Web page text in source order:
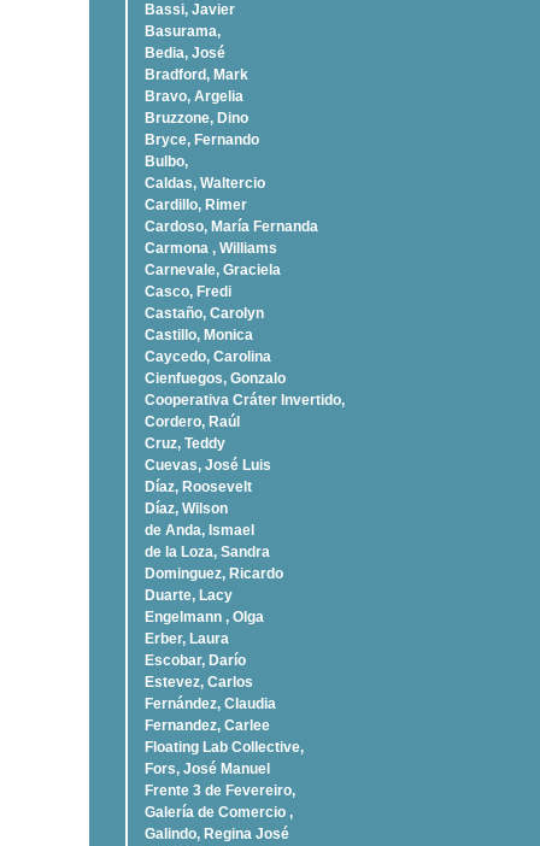
Bassi, Javier
Basurama,
Bedia, José
Bradford, Mark
Bravo, Argelia
Bruzzone, Dino
Bryce, Fernando
Bulbo,
Caldas, Waltercio
Cardillo, Rimer
Cardoso, Marí­a Fernanda
Carmona , Williams
Carnevale, Graciela
Casco, Fredi
Castaño, Carolyn
Castillo, Monica
Caycedo, Carolina
Cienfuegos, Gonzalo
Cooperativa Cráter Invertido,
Cordero, Raúl
Cruz, Teddy
Cuevas, José Luis
Díaz, Roosevelt
Dí­az, Wilson
de Anda, Ismael
de la Loza, Sandra
Dominguez, Ricardo
Duarte, Lacy
Engelmann , Olga
Erber, Laura
Escobar, Darío
Estevez, Carlos
Fernández, Claudia
Fernandez, Carlee
Floating Lab Collective,
Fors, José Manuel
Frente 3 de Fevereiro,
Galería de Comercio ,
Galindo, Regina José